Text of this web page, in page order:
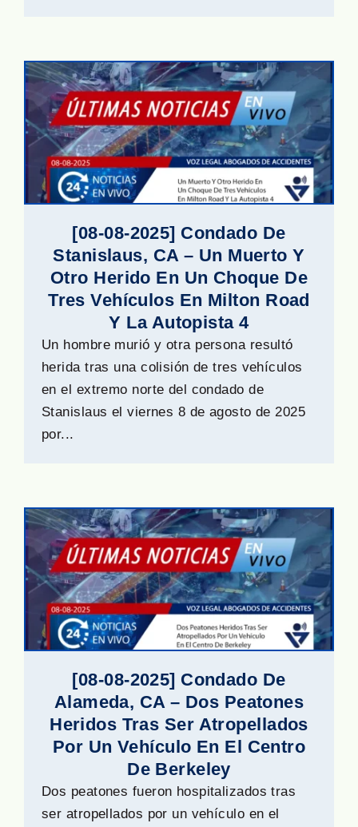
[08-08-2025] Condado De
Stanislaus, CA – Un Muerto Y
Otro Herido En Un Choque De
Tres Vehículos En Milton Road
Y La Autopista 4
Un hombre murió y otra persona resultó
herida tras una colisión de tres vehículos
en el extremo norte del condado de
Stanislaus el viernes 8 de agosto de 2025
por...
[08-08-2025] Condado De
Alameda, CA – Dos Peatones
Heridos Tras Ser Atropellados
Por Un Vehículo En El Centro
De Berkeley
Dos peatones fueron hospitalizados tras
ser atropellados por un vehículo en el